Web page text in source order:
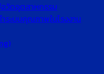
วัดอุตสาหกรรม
ระบบคุณภาพในโรงงาน